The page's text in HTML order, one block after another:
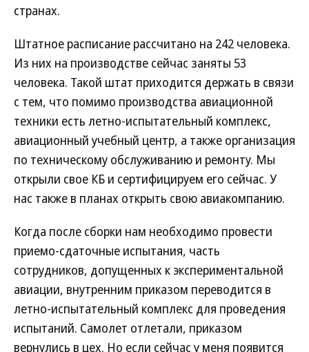
странах.
Штатное расписание рассчитано на 242 человека.
Из них на производстве сейчас заняты 53
человека. Такой штат приходится держать в связи
с тем, что помимо производства авиационной
техники есть летно-испытательный комплекс,
авиационный учебный центр, а также организация
по техническому обслуживанию и ремонту. Мы
открыли свое КБ и сертифицируем его сейчас. У
нас также в планах открыть свою авиакомпанию.
Когда после сборки нам необходимо провести
приемо-сдаточные испытания, часть
сотрудников, допущенных к экспериментальной
авиации, внутренним приказом переводится в
летно-испытательный комплекс для проведения
испытаний. Самолет отлетали, приказом
вернулись в цех. Но если сейчас у меня появится